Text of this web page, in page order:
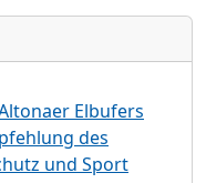
Elbufers
des
und Sport